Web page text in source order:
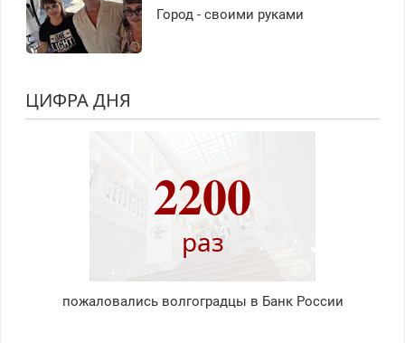
Город - своими руками
ЦИФРА ДНЯ
2200
раз
пожаловались волгоградцы в Банк России